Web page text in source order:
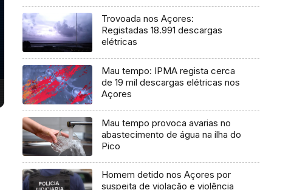
Trovoada nos Açores:
Registadas 18.991 descargas
elétricas
Mau tempo: IPMA regista cerca
de 19 mil descargas elétricas nos
Açores
Mau tempo provoca avarias no
abastecimento de água na ilha do
Pico
Homem detido nos Açores por
suspeita de violação e violência